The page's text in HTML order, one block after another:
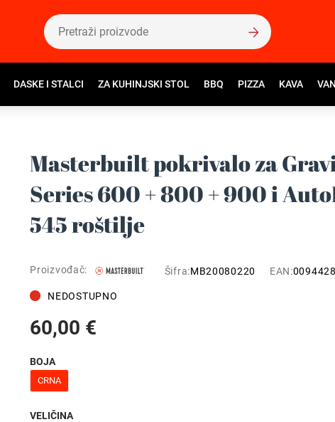
DASKE I STALCI ZA KUHINJSKI STOL BBQ PIZZA KAVA
Masterbuilt pokrivalo za
Series 600 + 800 + 900 i
545 roštilje
Proizvođač: Šifra:MB20080220 EAN:
NEDOSTUPNO
60,00 €
BOJA
CRNA
VELIČINA